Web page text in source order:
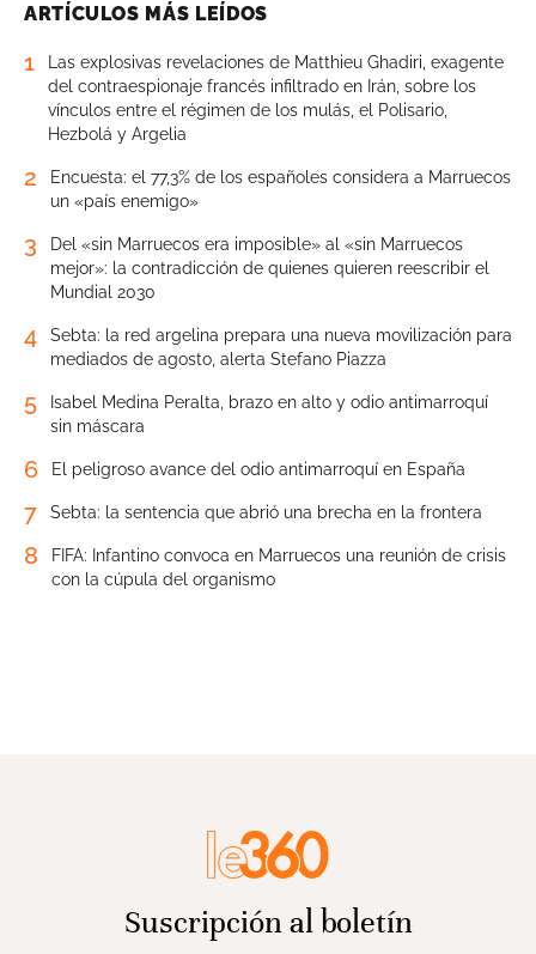
ARTÍCULOS MÁS LEÍDOS
1
Las explosivas revelaciones de Matthieu Ghadiri, exagente
del contraespionaje francés infiltrado en Irán, sobre los
vínculos entre el régimen de los mulás, el Polisario,
Hezbolá y Argelia
2
Encuesta: el 77,3% de los españoles considera a Marruecos
un «país enemigo»
3
Del «sin Marruecos era imposible» al «sin Marruecos
mejor»: la contradicción de quienes quieren reescribir el
Mundial 2030
4
Sebta: la red argelina prepara una nueva movilización para
mediados de agosto, alerta Stefano Piazza
5
Isabel Medina Peralta, brazo en alto y odio antimarroquí
sin máscara
6 El peligroso avance del odio antimarroquí en España
7 Sebta: la sentencia que abrió una brecha en la frontera
8
FIFA: Infantino convoca en Marruecos una reunión de crisis
con la cúpula del organismo
Suscripción al boletín